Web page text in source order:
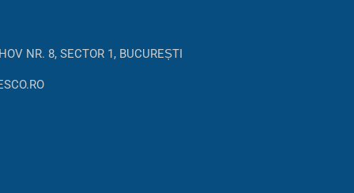
NR. 8, SECTOR 1, BUCUREȘTI